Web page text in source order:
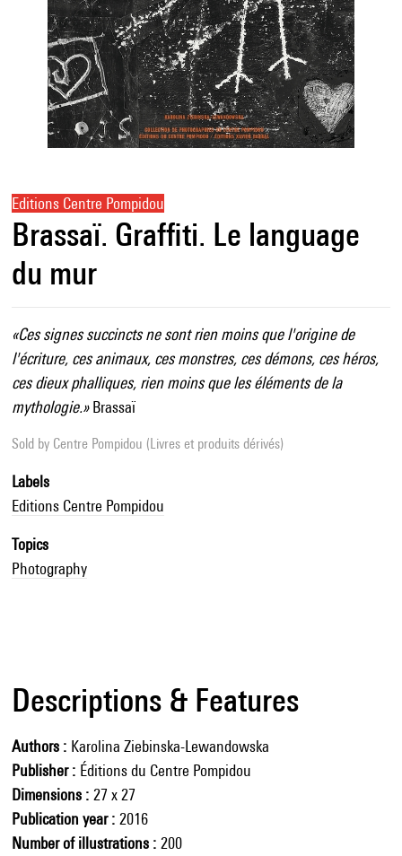
Editions Centre Pompidou
Brassaï. Graffiti. Le language
du mur
«Ces signes succincts ne sont rien moins que l'origine de
l'écriture, ces animaux, ces monstres, ces démons, ces héros,
ces dieux phalliques, rien moins que les éléments de la
mythologie.»Brassaï
Sold by Centre Pompidou (Livres et produits dérivés)
Labels
Editions Centre Pompidou
Topics
Photography
Descriptions & Features
Authors
Karolina Ziebinska-Lewandowska
Publisher
Éditions du Centre Pompidou
Dimensions
27 x 27
Publication year
2016
Number of illustrations
200